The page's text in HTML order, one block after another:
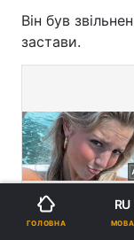
Він був
застави.
ГОЛОВНА
RU
МОВА